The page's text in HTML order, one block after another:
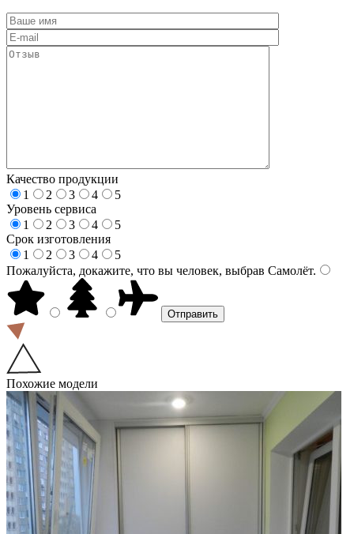
Качество продукции
1
2 3 4
5
Уровень сервиса
1
2 3 4
5
Срок изготовления
1
2 3 4
5
Пожалуйста, докажите, что вы человек, выбрав Самолёт.
Похожие модели